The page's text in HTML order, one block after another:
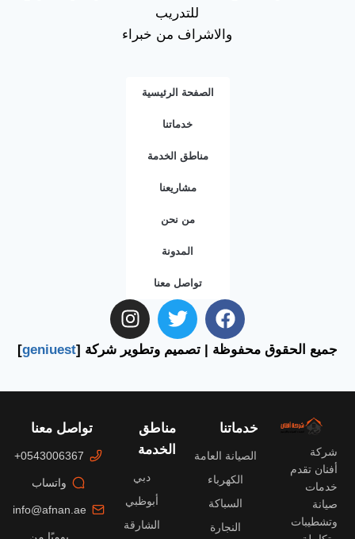
للتدريب
والاشراف من خبراء
الصفحة الرئيسية
خدماتنا
مناطق الخدمة
مشاريعنا
من نحن
المدونة
تواصل معنا
جميع الحقوق محفوظة | تصميم وتطوير شركة [geniuest
]
شركة
أفنان تقدم
خدمات
صيانة
وتشطيبات
خدماتنا
الصيانة العامة
الكهرباء
السباكة
النجارة
مناطق
الخدمة
دبي
أبوظبي
الشارقة
تواصل معنا
0543006367+
واتساب
info@afnan.ae
يوميًا من